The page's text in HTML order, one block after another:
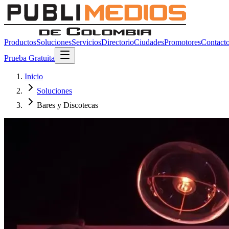
ProductosSolucionesServiciosDirectorioCiudadesPromotores
Prueba Gratuita
Inicio
Soluciones
Bares y Discotecas